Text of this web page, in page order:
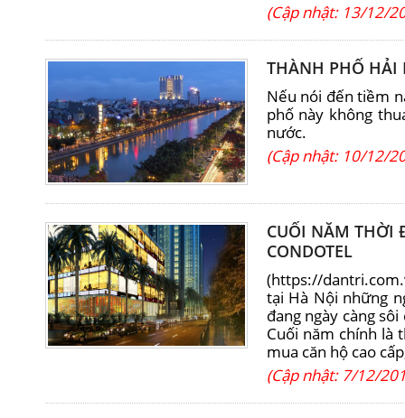
(Cập nhật: 13/12/
THÀNH PHỐ HẢI
Nếu nói đến tiềm
phố này không
nước.
(Cập nhật: 10/12/
CUỐI NĂM THỜI
CONDOTEL
(https://
tại Hà Nội những
đang ngày càng
Cuối năm chính là
mua căn hộ cao
(Cập nhật: 7/12/